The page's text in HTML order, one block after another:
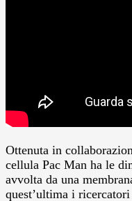
Ottenuta in
cellula Pac Man ha le
avvolta da una
quest’ultima i